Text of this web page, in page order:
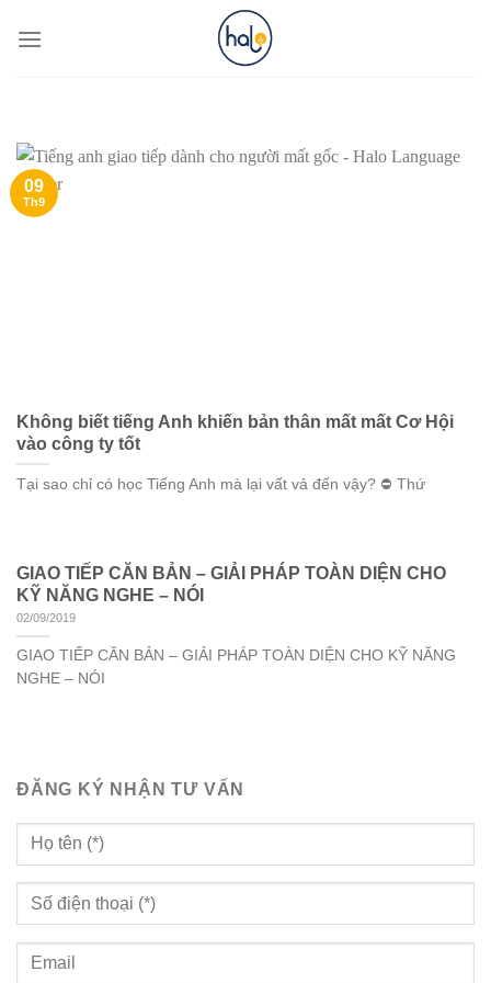
Không biết tiếng Anh khiến bản thân mất mất Cơ Hội
vào công ty tốt
Tại sao chỉ có học Tiếng Anh mà lại vất vả đến vậy? ⛔️ Thứ
09
Th9
GIAO TIẾP CĂN BẢN – GIẢI PHÁP TOÀN DIỆN CHO
KỸ NĂNG NGHE – NÓI
02/09/2019
GIAO TIẾP CĂN BẢN – GIẢI PHÁP TOÀN DIỆN CHO KỸ NĂNG
NGHE – NÓI
ĐĂNG KÝ NHẬN TƯ VẤN